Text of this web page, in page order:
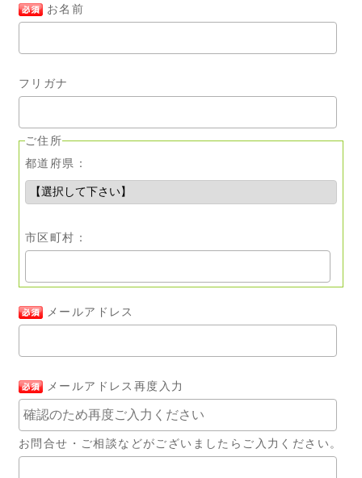
お名前
フリガナ
ご住所
都道府県：
市区町村：
メールアドレス
メールアドレス再度入力
お問合せ・ご相談などがございましたらご入力ください。